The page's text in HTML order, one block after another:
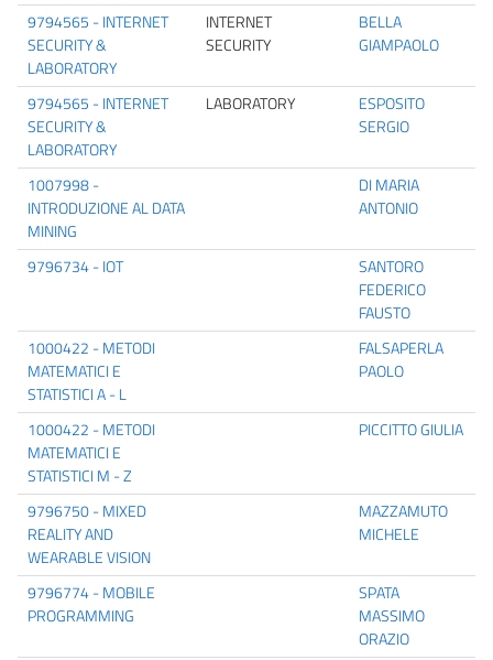
9794565 - INTERNET
SECURITY &
LABORATORY
INTERNET
SECURITY
BELLA
GIAMPAOLO
9794565 - INTERNET
SECURITY &
LABORATORY
LABORATORY
ESPOSITO
SERGIO
1007998 -
INTRODUZIONE AL DATA
MINING
DI MARIA
ANTONIO
9796734 - IOT
SANTORO
FEDERICO
FAUSTO
1000422 - METODI
MATEMATICI E
STATISTICI A - L
FALSAPERLA
PAOLO
1000422 - METODI
MATEMATICI E
STATISTICI M - Z
PICCITTO GIULIA
9796750 - MIXED
REALITY AND
WEARABLE VISION
MAZZAMUTO
MICHELE
9796774 - MOBILE
PROGRAMMING
SPATA
MASSIMO
ORAZIO